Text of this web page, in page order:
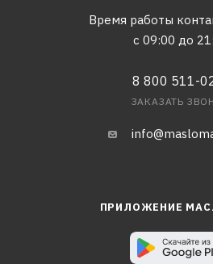
Время работы
с 09:00 до
8 800 511-
ЗАКАЗАТЬ
ПРИЛОЖЕНИЕ